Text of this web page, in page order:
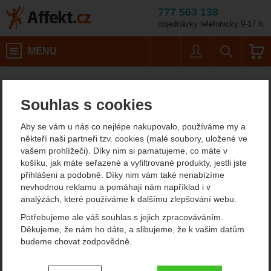
Souhlas s cookies
Aby se vám u nás co nejlépe nakupovalo, používáme my a
někteří naši partneři tzv. cookies (malé soubory, uložené ve
vašem prohlížeči). Díky nim si pamatujeme, co máte v
košíku, jak máte seřazené a vyfiltrované produkty, jestli jste
přihlášeni a podobně. Díky nim vám také nenabízíme
nevhodnou reklamu a pomáhají nám například i v
analýzách, které používáme k dalšímu zlepšování webu.
Potřebujeme ale váš souhlas s jejich zpracováváním.
Děkujeme, že nám ho dáte, a slibujeme, že k vašim datům
budeme chovat zodpovědně.
Nastavení souhlasů s kategoriemi
777 563 138
objednávky telefonicky 9-17 h.
MENU
Toko Ergo Race
Toko Ergo Race
ultralehké zboží
Fotografie